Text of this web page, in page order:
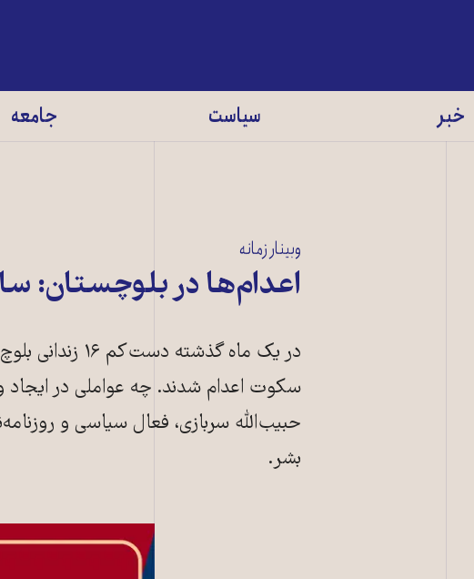
خبر سیاست جامعه
وبینار زمانه
اعدام‌ها در بلوچستان:
در یک ماه
سکوت اعدام شدند. چه عواملی در
حبیب‌الله سربازی، فعال سیاسی و
بشر.